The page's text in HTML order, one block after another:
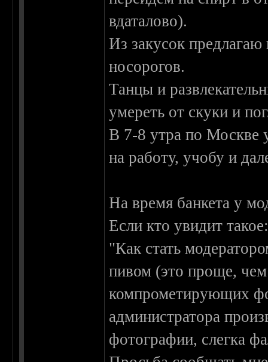
вдаталово).
Из закусок
носорогов.
Танцы и
умереть от скуки и
В 7-8 утра по Москве
на работу, учобу и
На время банкета у
Если кто увидит
"Как стать
пивом (это проще,
компрометирующих
администратора
фотографии, слегка